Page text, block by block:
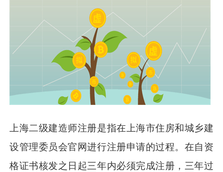
上海二级建造师注册是指在上海市住房和城乡建
设管理委员会官网进行注册申请的过程。在自资
格证书核发之日起三年内必须完成注册，三年过